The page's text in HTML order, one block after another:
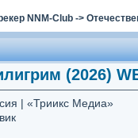
NNM-Club ->
(2026)
| «Триикс Медиа»